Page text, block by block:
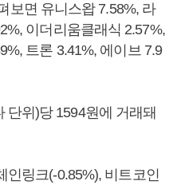
보면 유니스왑 7.58%, 라
이더리움클래식 2.57%,
트론 3.41%, 에이브 7.9
단위)당 1594원에 거래돼
인링크(-0.85%), 비트코인